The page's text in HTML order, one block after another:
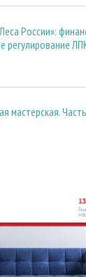
России»:
регулирование
мастерская.